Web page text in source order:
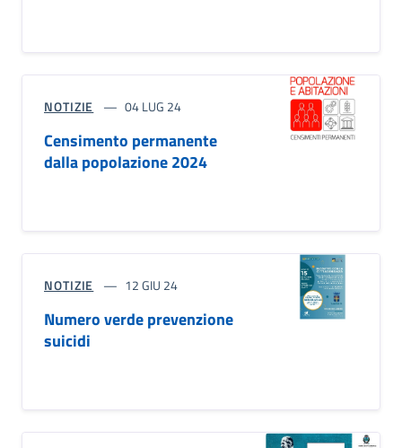
NOTIZIE 04 LUG 24
Censimento permanente
dalla popolazione 2024
NOTIZIE 12 GIU 24
Numero verde prevenzione
suicidi